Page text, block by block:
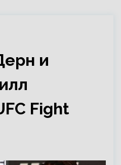
и
Fight